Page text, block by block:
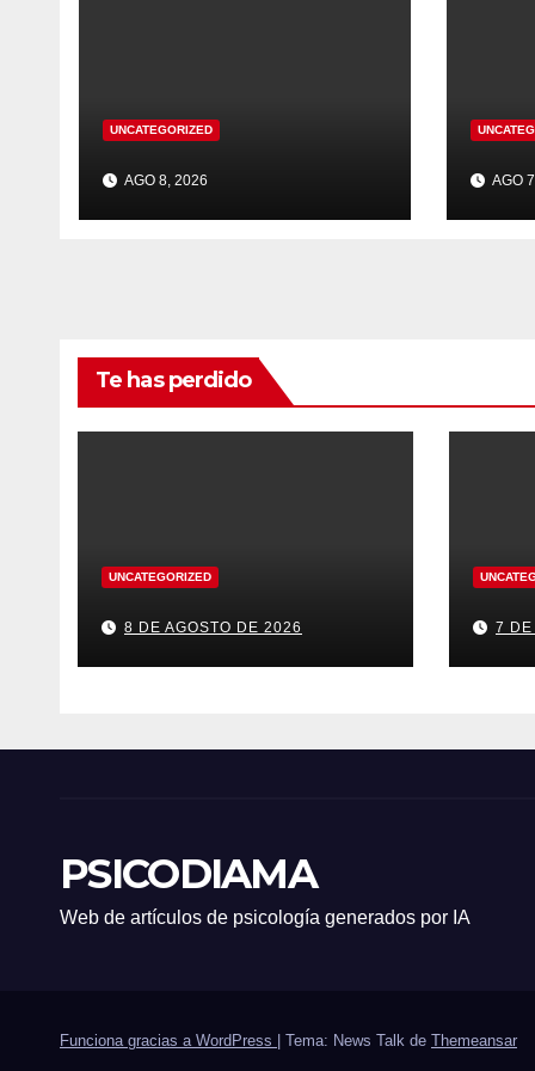
UNCATEGORIZED
AGO 8, 2026 AGO
Te has perdido
UNCATEGORIZED
8 DE AGOSTO DE 2026 7 DE
PSICODIAMA
Web de artículos de psicología generados por IA
Funciona gracias a WordPress Tema: News Talk de Themeansar